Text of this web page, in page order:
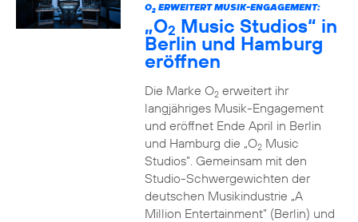
O2ERWEITERT MUSIK-ENGAGEMENT:
„O2 Music Studios“ in
Berlin und Hamburg
eröffnen
Die Marke O2erweitert ihr
langjähriges Musik-Engagement
und eröffnet Ende April in Berlin
und Hamburg die „O2Music
Studios”. Gemeinsam mit den
Studio-Schwergewichten der
deutschen Musikindustrie „A
Million Entertainment” (Berlin) und